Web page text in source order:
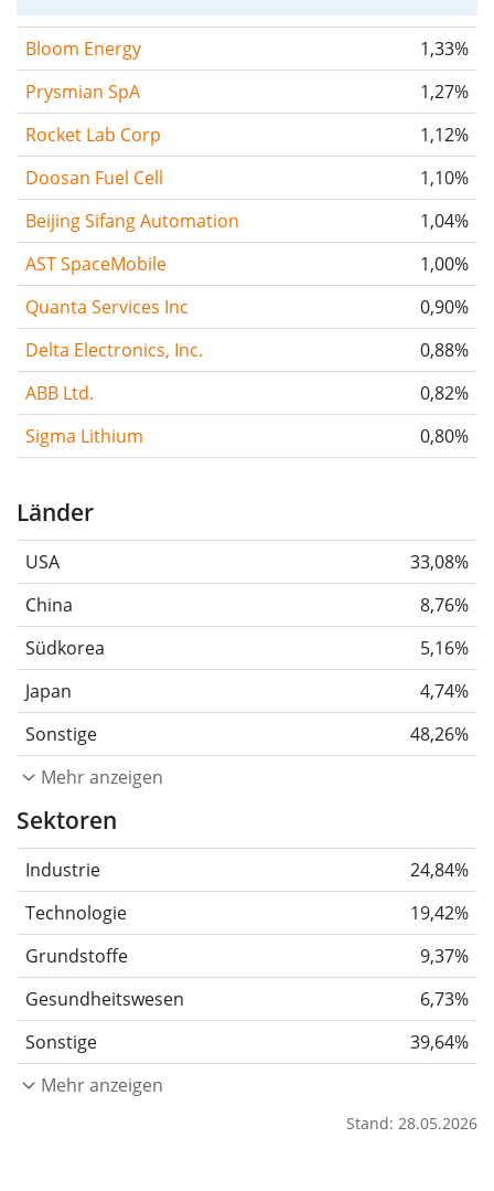
Bloom Energy
1,33%
Prysmian SpA
1,27%
Rocket Lab Corp
1,12%
Doosan Fuel Cell
1,10%
Beijing Sifang Automation
1,04%
AST SpaceMobile
1,00%
Quanta Services Inc
0,90%
Delta Electronics, Inc.
0,88%
ABB Ltd.
0,82%
Sigma Lithium
0,80%
Länder
USA
33,08%
China
8,76%
Südkorea
5,16%
Japan
4,74%
Sonstige
48,26%
Mehr anzeigen
Sektoren
Industrie
24,84%
Technologie
19,42%
Grundstoffe
9,37%
Gesundheitswesen
6,73%
Sonstige
39,64%
Mehr anzeigen
Stand: 28.05.2026